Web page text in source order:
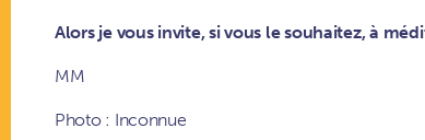
Alors je vous invite, si vous le souhaitez, à
MM
Photo : Inconnue